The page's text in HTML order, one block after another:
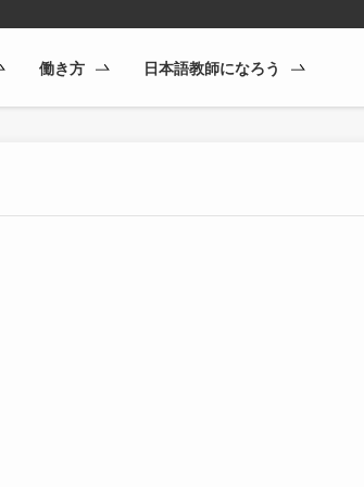
働き方 日本語教師になろう